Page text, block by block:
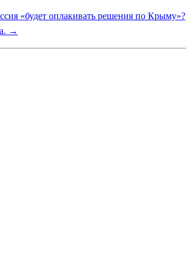
«будет оплакивать решения по Крыму»?
→